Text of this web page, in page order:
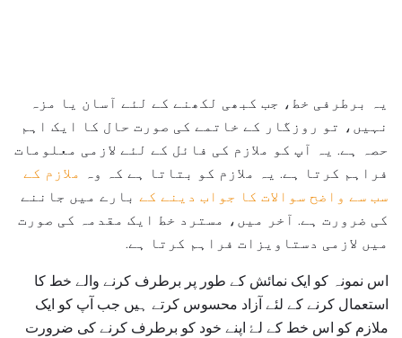
یہ برطرفی خط، جب کبھی لکھنے کے لئے آسان یا مزہ
نہیں، تو روزگار کے خاتمے کی صورت حال کا ایک اہم
حصہ ہے. یہ آپ کو ملازم کی فائل کے لئے لازمی معلومات
فراہم کرتا ہے. یہ ملازم کو بتاتا ہے کہ وہ
ملازم کے
سب سے واضح سوالات کا جواب دینے کے بارے میں جاننے
کی ضرورت ہے. آخر میں، مسترد خط ایک مقدمہ کی صورت
میں لازمی دستاویزات فراہم کرتا ہے.
اس نمونہ کو ایک نمائش کے طور پر برطرف کرنے والے خط کا
استعمال کرنے کے لئے آزاد محسوس کرتے ہیں جب آپ کو ایک
ملازم کو اس خط کے لۓ اپنے خود کو برطرف کرنے کی ضرورت